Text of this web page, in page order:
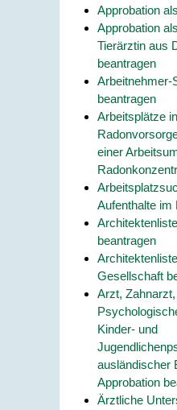
Approbation
Approbation
Tierärztin aus
beantragen
Arbeitnehmer-
beantragen
Arbeitsplätze in
einer
Aufenthalte im
beantragen
Gesellschaft
Arzt,
Kinder- und
ausländischer
Approbation
Ärztliche